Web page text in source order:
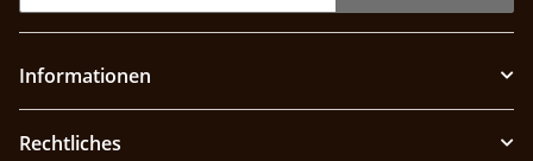
Informationen
Rechtliches